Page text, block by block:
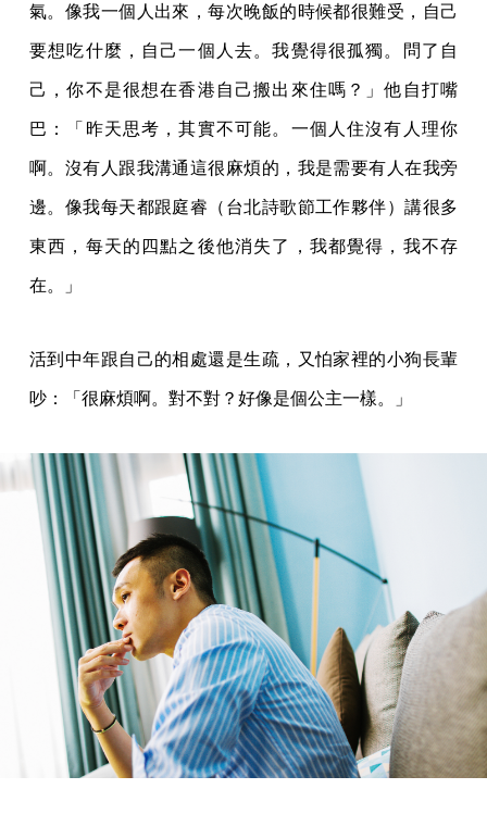
氣。像我一個人出來，每次晚飯的時候都很難受，自己
要想吃什麼，自己一個人去。我覺得很孤獨。問了自
己，你不是很想在香港自己搬出來住嗎？」他自打嘴
巴：「昨天思考，其實不可能。一個人住沒有人理你
啊。沒有人跟我溝通這很麻煩的，我是需要有人在我旁
邊。像我每天都跟庭睿（台北詩歌節工作夥伴）講很多
東西，每天的四點之後他消失了，我都覺得，我不存
在。」
活到中年跟自己的相處還是生疏，又怕家裡的小狗長輩
吵：「很麻煩啊。對不對？好像是個公主一樣。」